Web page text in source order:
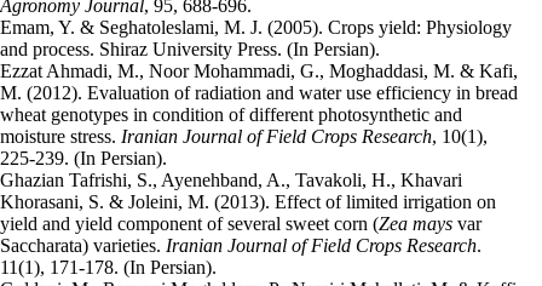
Agronomy Journal, 95, 688-696.
Emam, Y. & Seghatoleslami, M. J. (2005). Crops yield: Physiology
and process. Shiraz University Press. (In Persian).
Ezzat Ahmadi, M., Noor Mohammadi, G., Moghaddasi, M. & Kafi,
M. (2012). Evaluation of radiation and water use efficiency in bread
wheat genotypes in condition of different photosynthetic and
moisture stress. Iranian Journal of Field Crops Research, 10(1),
225-239. (In Persian).
Ghazian Tafrishi, S., Ayenehband, A., Tavakoli, H., Khavari
Khorasani, S. & Joleini, M. (2013). Effect of limited irrigation on
yield and yield component of several sweet corn (Zea mays var
Saccharata) varieties. Iranian Journal of Field Crops Research.
11(1), 171-178. (In Persian).